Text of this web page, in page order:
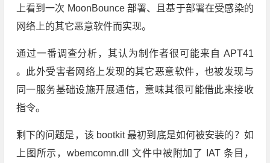
上看到一次 MoonBounce 部署、且基于部署在受感染的
网络上的其它恶意软件而实现。
通过一番调查分析，其认为制作者很可能来自 APT41
。此外受害者网络上发现的其它恶意软件，也被发现与
同一服务基础设施开展通信，意味其很可能借此来接收
指令。
剩下的问题是，该 bootkit 最初到底是如何被安装的？如
上图所示，wbemcomn.dll 文件中被附加了 IAT 条目，